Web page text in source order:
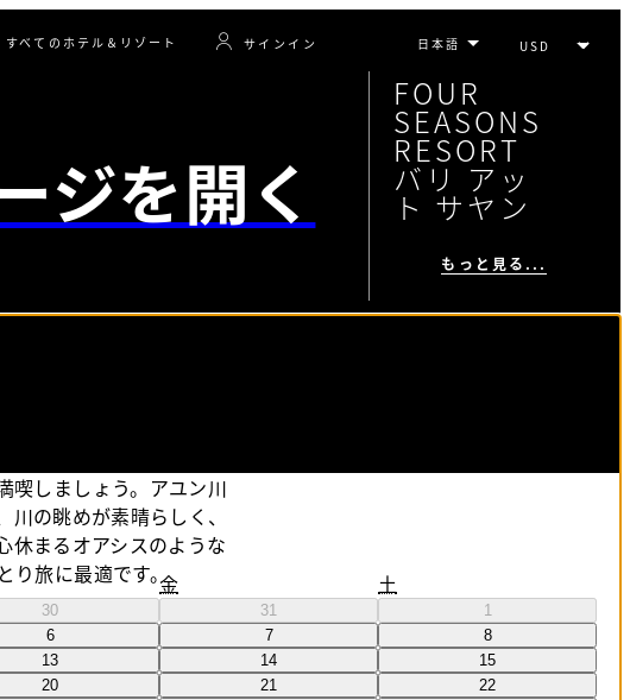
すべてのホテル＆リゾート サインイン
ジを開く
FOUR
SEASONS
RESORT
バリ アッ
ト サヤン
もっと見る...
金 土
30 31
1
6 7
8
13 14
15
20 21
22
喫しましょう。アユン川
の眺めが素晴らしく、
休まるオアシスのような
り旅に最適です。